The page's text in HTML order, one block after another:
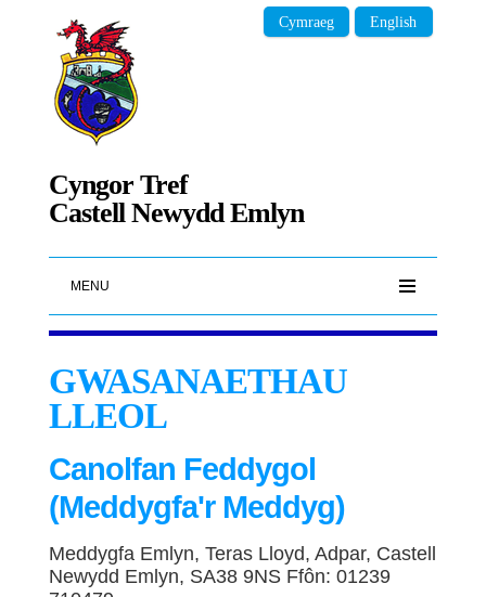
Cyngor Tref
Castell Newydd Emlyn
Cymraeg English
MENU
GWASANAETHAU
LLEOL
Canolfan Feddygol
(Meddygfa'r Meddyg)
Meddygfa Emlyn, Teras Lloyd, Adpar, Castell
Newydd Emlyn, SA38 9NS Ffôn: 01239